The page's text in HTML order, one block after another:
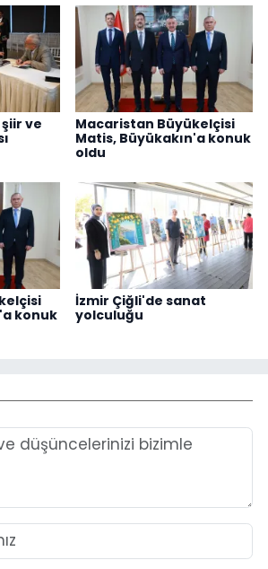
ve
Macaristan Büyükelçisi
Matis, Büyükakın'a konuk
oldu
konuk
İzmir Çiğli'de sanat
yolculuğu